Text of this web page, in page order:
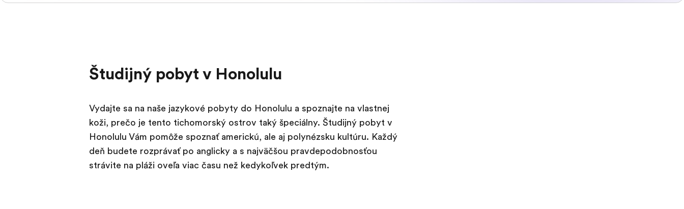
Študijný pobyt v Honolulu
Vydajte sa na naše jazykové pobyty do Honolulu a spoznajte na vlastnej
koži, prečo je tento tichomorský ostrov taký špeciálny. Študijný pobyt v
Honolulu Vám pomôže spoznať americkú, ale aj polynézsku kultúru. Každý
deň budete rozprávať po anglicky a s najväčšou pravdepodobnosťou
strávite na pláži oveľa viac času než kedykoľvek predtým.